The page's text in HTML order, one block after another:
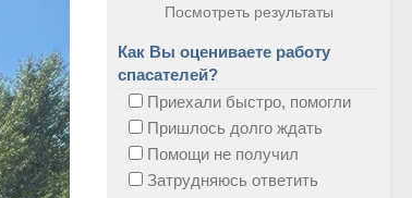
Посмотреть результаты
Как Вы оцениваете работу
спасателей?
Приехали быстро, помогли
Пришлось долго ждать
Помощи не получил
Затрудняюсь ответить